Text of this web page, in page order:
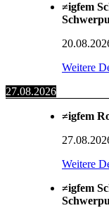
≠igfem
Weitere
27.08.2026
≠igfem
Weitere
≠igfem